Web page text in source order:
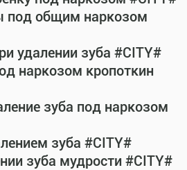
под общим наркозом
удалении зуба #CITY#
наркозом кропоткин
зуба под наркозом
зуба #CITY#
зуба мудрости #CITY#